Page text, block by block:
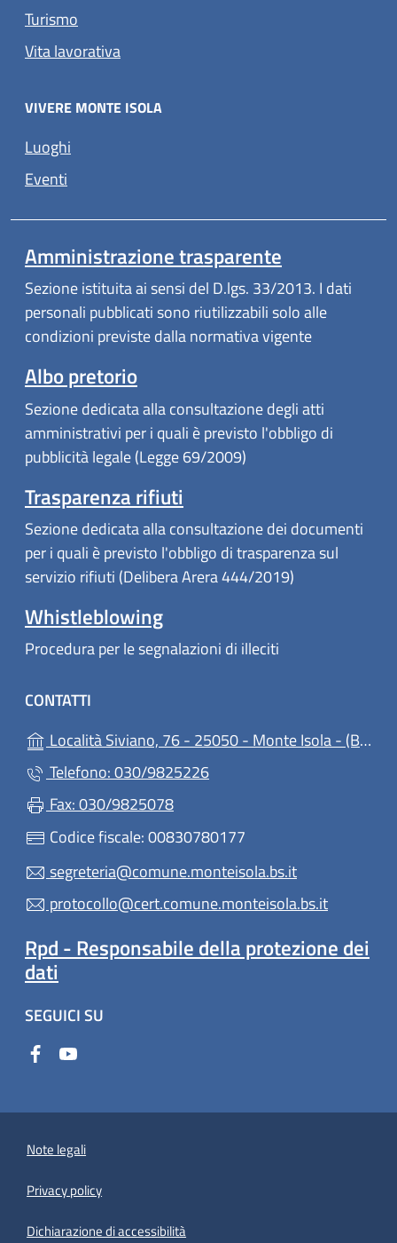
Turismo
Vita lavorativa
VIVERE MONTE ISOLA
Luoghi
Eventi
Amministrazione trasparente
Sezione istituita ai sensi del D.lgs. 33/2013. I dati
personali pubblicati sono riutilizzabili solo alle
condizioni previste dalla normativa vigente
Albo pretorio
Sezione dedicata alla consultazione degli atti
amministrativi per i quali è previsto l'obbligo di
pubblicità legale (Legge 69/2009)
Trasparenza rifiuti
Sezione dedicata alla consultazione dei documenti
per i quali è previsto l'obbligo di trasparenza sul
servizio rifiuti (Delibera Arera 444/2019)
Whistleblowing
Procedura per le segnalazioni di illeciti
CONTATTI
Località Siviano, 76 - 25050 - Monte Isola - (BS)
Telefono: 030/9825226
Fax: 030/9825078
Codice fiscale: 00830780177
segreteria@comune.monteisola.bs.it
protocollo@cert.comune.monteisola.bs.it
Rpd - Responsabile della protezione dei
dati
SEGUICI SU
Note legali
Privacy policy
Dichiarazione di accessibilità